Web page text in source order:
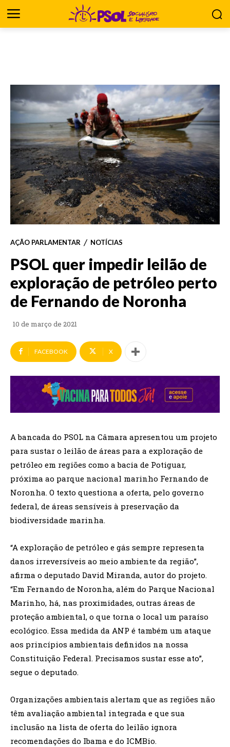
AÇÃO PARLAMENTAR NOTÍCIAS
PSOL quer impedir leilão de
exploração de petróleo perto
de Fernando de Noronha
10 de março de 2021
FACEBOOK X
A bancada do PSOL na Câmara apresentou um projeto
para sustar o leilão de áreas para a exploração de
petróleo em regiões como a bacia de Potiguar,
próxima ao parque nacional marinho Fernando de
Noronha. O texto questiona a oferta, pelo governo
federal, de áreas sensíveis à preservação da
biodiversidade marinha.
“A exploração de petróleo e gás sempre representa
danos irreversíveis ao meio ambiente da região”,
afirma o deputado David Miranda, autor do projeto.
“Em Fernando de Noronha, além do Parque Nacional
Marinho, há, nas proximidades, outras áreas de
proteção ambiental, o que torna o local um paraíso
ecológico. Essa medida da ANP é também um ataque
aos princípios ambientais definidos na nossa
Constituição Federal. Precisamos sustar esse ato”,
segue o deputado.
Organizações ambientais alertam que as regiões não
têm avaliação ambiental integrada e que sua
inclusão na lista de oferta do leilão ignora
recomendações do Ibama e do ICMBio.